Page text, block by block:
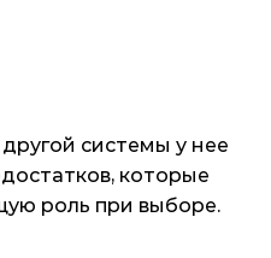
системы у нее
которые
роль при выборе.